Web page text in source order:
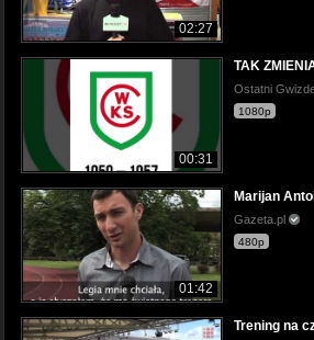
02:27
00:31
TAK
Ostatni
1080p
01:42
Marijan
Gazeta.pl
480p
Trening na